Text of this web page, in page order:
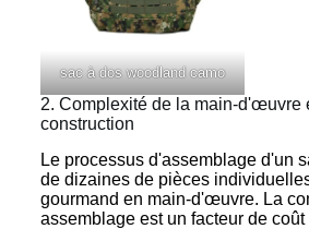
sac à dos woodland camo
2. Complexité de la main-d'œuvre
construction
Le processus d'assemblage d'un
de dizaines de pièces
gourmand en main-d'œuvre. La
assemblage est un facteur de coût